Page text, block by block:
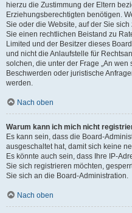
hierzu die Zustimmung der Eltern
Erziehungsberechtigten benötigen.
Sie oder die Website, auf der Sie
Sie einen rechtlichen Beistand zu
Limited und der Besitzer dieses
und nicht die Anlaufstelle für
solchen, die unter der Frage „An
Beschwerden oder juristische
werden.
Nach oben
Warum kann ich mich nicht
Es kann sein, dass die Board-
ausgeschaltet hat, damit sich keine
Es könnte auch sein, dass Ihre IP-
Sie sich registrieren möchten,
Sie sich an die Board-Administration.
Nach oben